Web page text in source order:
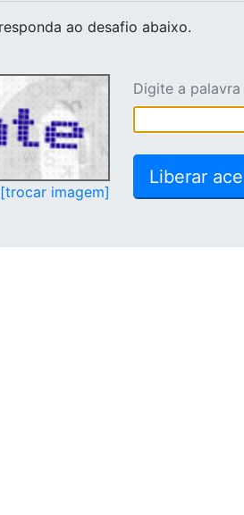
ao desafio abaixo.
[trocar imagem]
Digite a